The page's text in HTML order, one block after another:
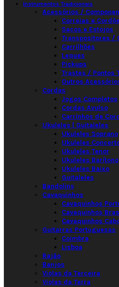
Instrumentos Tradicionais
Acessórios /
Correias e
Sacos e Estojos
Transpositores /
Carrilhões
Leques
Pickups
Trastes / Pontos
Outros
Cordas
Jogos Completos
Cordas Avulso
Carrinhos de
Ukuleles | Guitaleles
Ukuleles Soprano
Ukuleles
Ukuleles Tenor
Ukuleles Barítono
Ukuleles Baixo
Guitaleles
Bandolins
Cavaquinhos
Cavaquinhos
Cavaquinhos
Cavaquinhos
Guitarras Portuguesas
Coimbra
Lisboa
Rajão
Banjos
Violas da Terceira
Violas da Terra